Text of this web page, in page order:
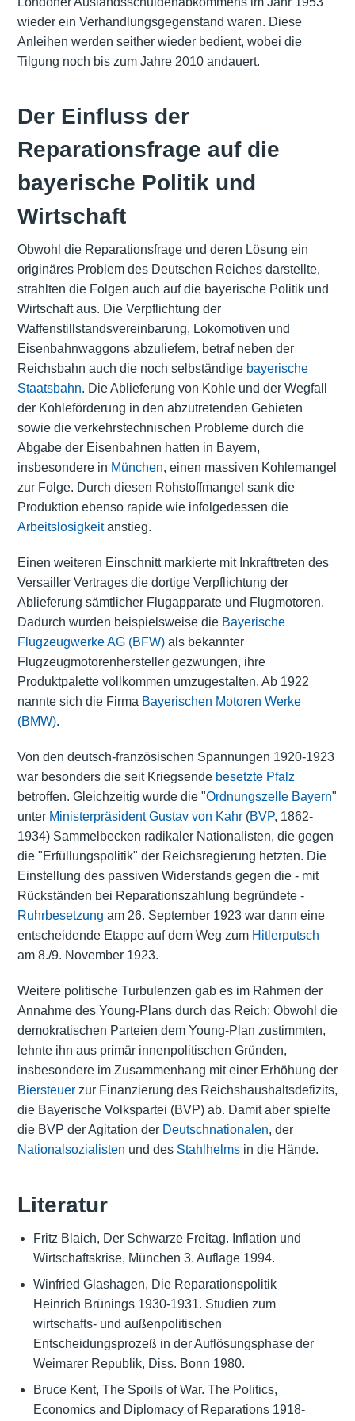
wieder ein Verhandlungsgegenstand waren. Diese
Anleihen werden seither wieder bedient, wobei die
Tilgung noch bis zum Jahre 2010 andauert.
Der Einfluss der
Reparationsfrage auf die
bayerische Politik und
Wirtschaft
Obwohl die Reparationsfrage und deren Lösung ein
originäres Problem des Deutschen Reiches darstellte,
strahlten die Folgen auch auf die bayerische Politik und
Wirtschaft aus. Die Verpflichtung der
Waffenstillstandsvereinbarung, Lokomotiven und
Eisenbahnwaggons abzuliefern, betraf neben der
Reichsbahn auch die noch selbständige bayerische
Staatsbahn. Die Ablieferung von Kohle und der Wegfall
der Kohleförderung in den abzutretenden Gebieten
sowie die verkehrstechnischen Probleme durch die
Abgabe der Eisenbahnen hatten in Bayern,
insbesondere in München, einen massiven Kohlemangel
zur Folge. Durch diesen Rohstoffmangel sank die
Produktion ebenso rapide wie infolgedessen die
Arbeitslosigkeitanstieg.
Einen weiteren Einschnitt markierte mit Inkrafttreten des
Versailler Vertrages die dortige Verpflichtung der
Ablieferung sämtlicher Flugapparate und Flugmotoren.
Dadurch wurden beispielsweise die Bayerische
Flugzeugwerke AG (BFW)als bekannter
Flugzeugmotorenhersteller gezwungen, ihre
Produktpalette vollkommen umzugestalten. Ab 1922
nannte sich die Firma Bayerischen Motoren Werke
(BMW).
Von den deutsch-französischen Spannungen 1920-1923
war besonders die seit Kriegsende besetzte Pfalz
betroffen. Gleichzeitig wurde die "Ordnungszelle Bayern"
unter Ministerpräsident Gustav von Kahr(BVP, 1862-
1934) Sammelbecken radikaler Nationalisten, die gegen
die "Erfüllungspolitik" der Reichsregierung hetzten. Die
Einstellung des passiven Widerstands gegen die - mit
Rückständen bei Reparationszahlung begründete -
Ruhrbesetzung am 26. September 1923 war dann eine
entscheidende Etappe auf dem Weg zum Hitlerputsch
am 8./9. November 1923.
Weitere politische Turbulenzen gab es im Rahmen der
Annahme des Young-Plans durch das Reich: Obwohl die
demokratischen Parteien dem Young-Plan zustimmten,
lehnte ihn aus primär innenpolitischen Gründen,
insbesondere im Zusammenhang mit einer Erhöhung der
Biersteuerzur Finanzierung des Reichshaushaltsdefizits,
die Bayerische Volkspartei (BVP) ab. Damit aber spielte
die BVP der Agitation der Deutschnationalen, der
Nationalsozialisten und des Stahlhelmsin die Hände.
Literatur
Fritz Blaich, Der Schwarze Freitag. Inflation und
Wirtschaftskrise, München 3. Auflage 1994.
Winfried Glashagen, Die Reparationspolitik
Heinrich Brünings 1930-1931. Studien zum
wirtschafts- und außenpolitischen
Entscheidungsprozeß in der Auflösungsphase der
Weimarer Republik, Diss. Bonn 1980.
Bruce Kent, The Spoils of War. The Politics,
Economics and Diplomacy of Reparations 1918-